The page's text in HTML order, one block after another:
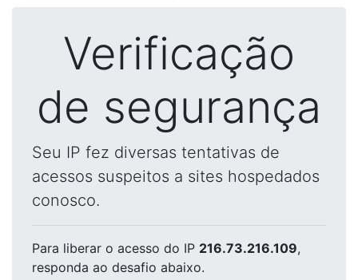
Verificação
de segurança
Seu IP fez diversas tentativas de
acessos suspeitos a sites hospedados
conosco.
Para liberar o acesso do IP 216.73.216.109,
responda ao desafio abaixo.